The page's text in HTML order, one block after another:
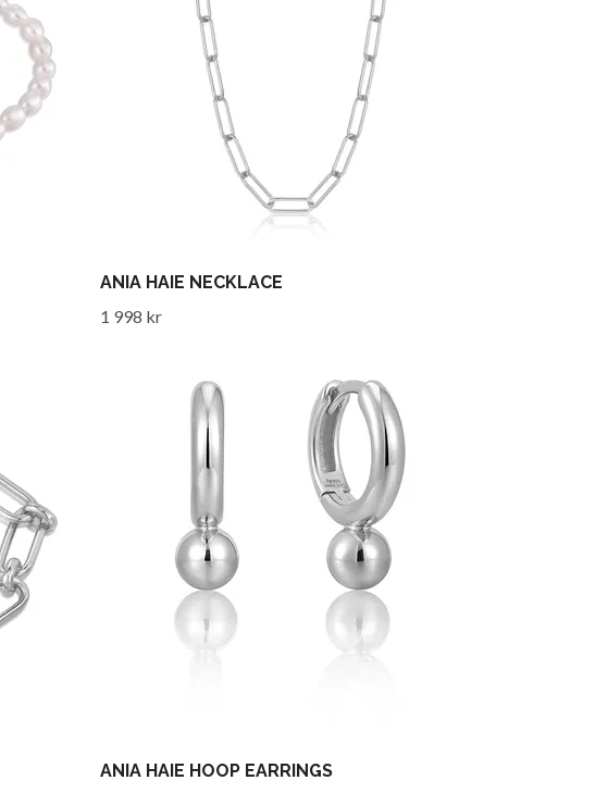
ANIA HAIE NECKLACE
1 998 kr
ANIA HAIE HOOP EARRINGS